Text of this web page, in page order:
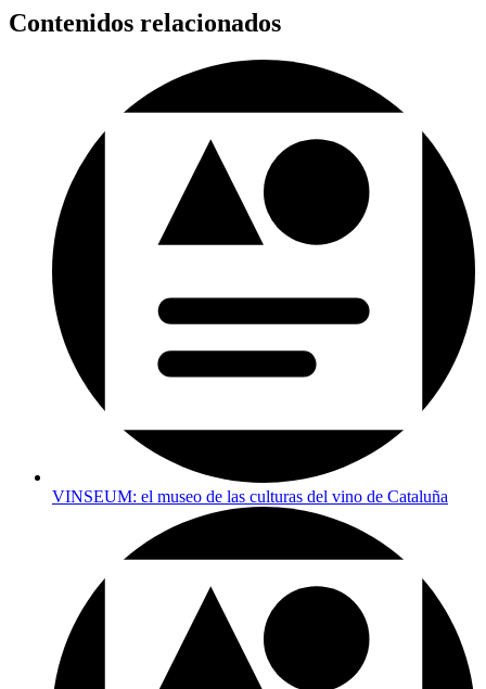
Contenidos relacionados
VINSEUM: el museo de las culturas del vino de Cataluña